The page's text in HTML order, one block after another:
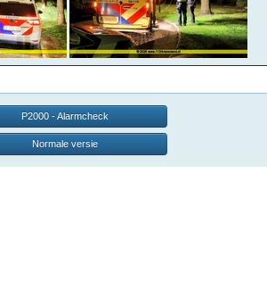
P2000 - Alarmcheck
Normale versie